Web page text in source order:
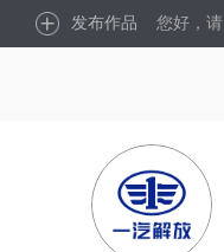
发布作品 您好，请